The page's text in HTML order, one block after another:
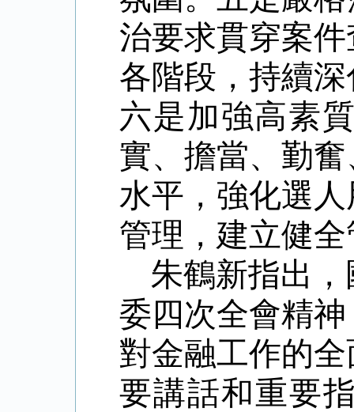
治要求貫穿案
各階段，持續
六是加強高素
實、擔當、勤
水平，強化選
管理，建立健
朱鶴新指出
委四次全會精
對金融工作的
要講話和重要